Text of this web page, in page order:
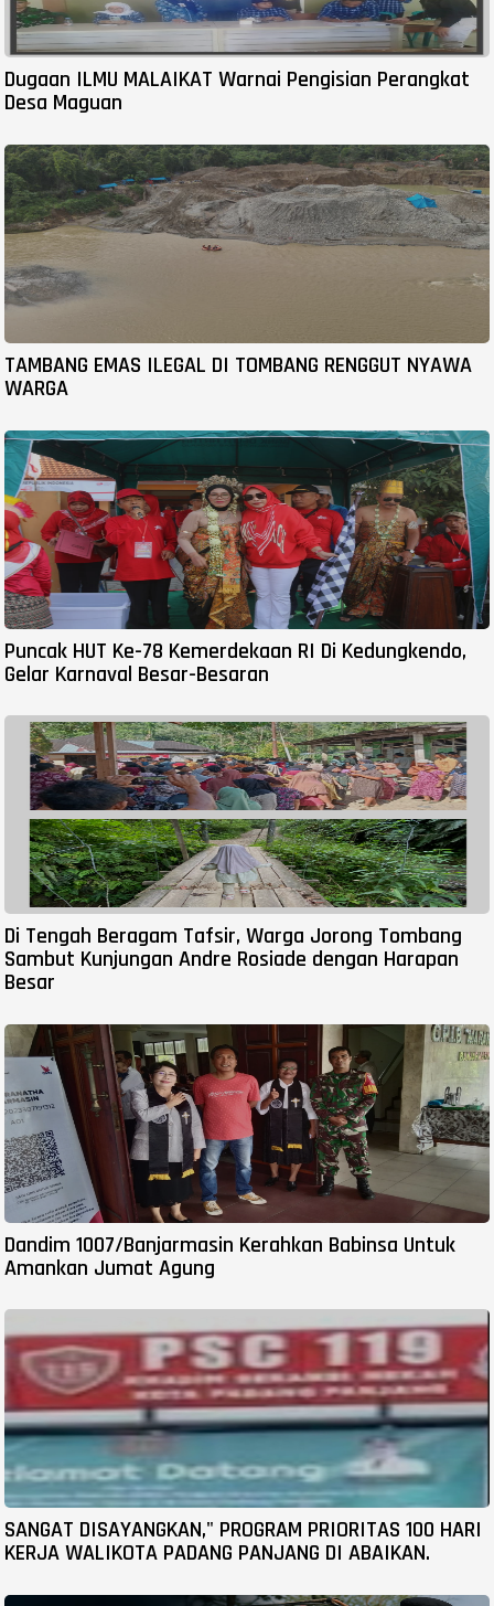
Dugaan ILMU MALAIKAT Warnai Pengisian Perangkat
Desa Maguan
TAMBANG EMAS ILEGAL DI TOMBANG RENGGUT NYAWA
WARGA
Puncak HUT Ke-78 Kemerdekaan RI Di Kedungkendo,
Gelar Karnaval Besar-Besaran
Di Tengah Beragam Tafsir, Warga Jorong Tombang
Sambut Kunjungan Andre Rosiade dengan Harapan
Besar
Dandim 1007/Banjarmasin Kerahkan Babinsa Untuk
Amankan Jumat Agung
SANGAT DISAYANGKAN," PROGRAM PRIORITAS 100 HARI
KERJA WALIKOTA PADANG PANJANG DI ABAIKAN.